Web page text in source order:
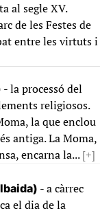
al segle XV.
de les Festes de
entre les virtuts i
- la processó del
religiosos.
la que enclou
antiga. La Moma,
encarna la...[+]
- a càrrec
el dia de la